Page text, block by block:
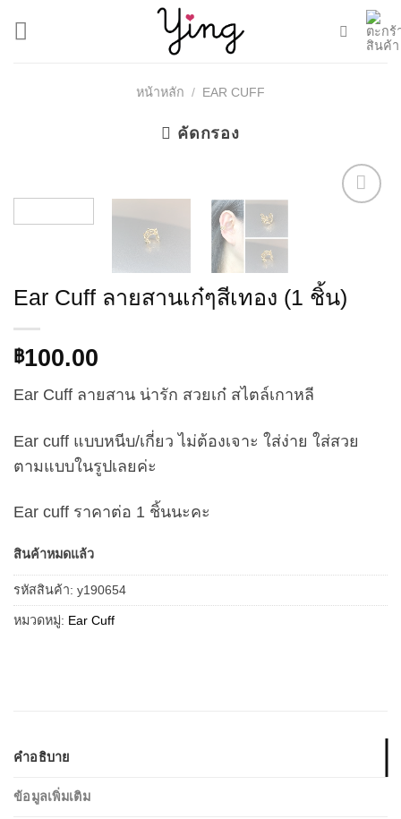
หน้าหลัก / EAR CUFF
คัดกรอง
Ear Cuff ลายสานเก๋ๆสีเทอง (1 ชิ้น)
฿100.00
Ear Cuff ลายสาน น่ารัก สวยเก๋ สไตล์เกาหลี
Ear cuff แบบหนีบ/เกี่ยว ไม่ต้องเจาะ ใส่ง่าย ใส่สวย
ตามแบบในรูปเลยค่ะ
Ear cuff ราคาต่อ 1 ชิ้นนะคะ
สินค้าหมดแล้ว
รหัสสินค้า: y190654
หมวดหมู่: Ear Cuff
คำอธิบาย
ข้อมูลเพิ่มเติม